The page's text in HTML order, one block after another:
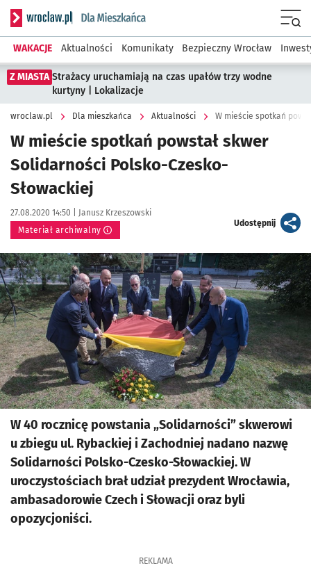
Serwis informacyjny wroclaw.pl podserwis: Dla mieszkańca
WAKACJE Aktualności Komunikaty Bezpieczny Wrocław
Z MIASTA Strażacy uruchamiają na czas upałów trzy wodne
kurtyny | Lokalizacje
wroclaw.pl Dla mieszkańca Aktualności W mieście spotkań
W mieście spotkań powstał skwer
Solidarności Polsko-Czesko-
Słowackiej
Data publikacji:
27.08.2020 14:50 | Autor:
Janusz Krzeszowski
Materiał archiwalny
Udostępnijartykuł
Kliknij, aby powiększyć
W 40 rocznicę powstania „Solidarności” skwerowi
u zbiegu ul. Rybackiej i Zachodniej nadano nazwę
Solidarności Polsko-Czesko-Słowackiej. W
uroczystościach brał udział prezydent Wrocławia,
ambasadorowie Czech i Słowacji oraz byli
opozycjoniści.
REKLAMA